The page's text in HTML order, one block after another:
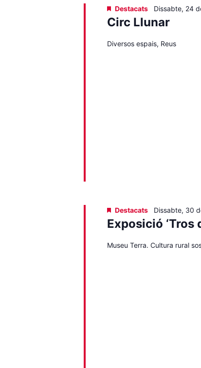
Circ Llunar
Destacats Dissabte, 24
Diversos espais, Reus
Exposició ‘Tros
Destacats Dissabte, 30
Museu Terra. Cultura rural